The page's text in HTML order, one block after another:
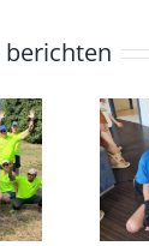
berichten
de